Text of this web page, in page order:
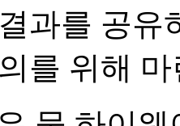
과를 공유
를 위해